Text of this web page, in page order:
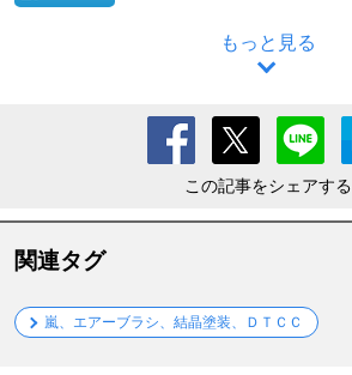
もっと見る
この記事をシェアする
関連タグ
嵐、エアーブラシ、結晶塗装、ＤＴＣＣ